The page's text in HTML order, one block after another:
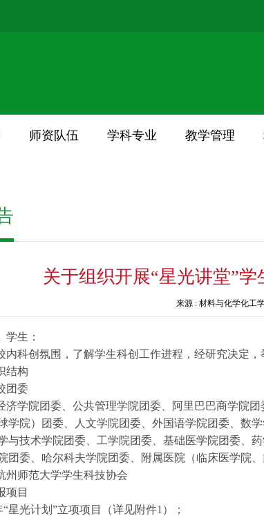
师资队伍 学科专业 教学管理
关于组织开展“星光讲堂”
来源 : 材料与化学化工
学生：
内科创氛围，了解学生科创工作进程，经研究决定
结构
团委
济学院团委、公共管理学院团委、阿里巴巴商学院
学院）团委、人文学院团委、外国语学院团委、数
与技术学院团委、工学院团委、基础医学院团委、
团委、哈尔科夫学院团委、附属医院（临床医学院
州师范大学学生科技协会
项目
“星光计划”立项项目（详见附件1）；